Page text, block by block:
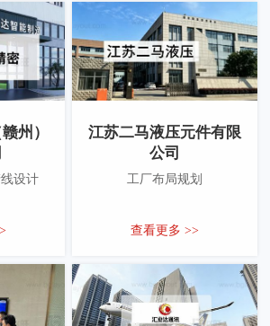
州）
设计
江苏二马液压元件有限
公司
工厂布局规划
查看更多 >>